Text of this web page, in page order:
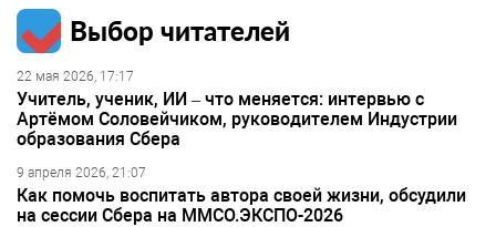
Выбор читателей
22 мая 2026, 17:17
Учитель, ученик, ИИ – что меняется: интервью с
Артёмом Соловейчиком, руководителем Индустрии
образования Сбера
9 апреля 2026, 21:07
Как помочь воспитать автора своей жизни, обсудили
на сессии Сбера на ММСО.ЭКСПО-2026